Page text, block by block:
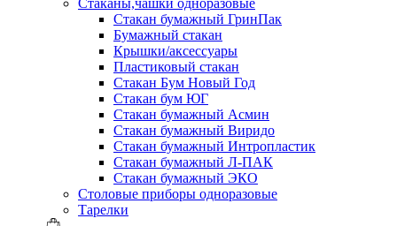
Стаканы,чашки одноразовые
Cтакан бумажный ГринПак
Бумажный стакан
Крышки/аксессуары
Пластиковый стакан
Стакан Бум Новый Год
Стакан бум ЮГ
Стакан бумажный Асмин
Стакан бумажный Виридо
Стакан бумажный Интропластик
Стакан бумажный Л-ПАК
Стакан бумажный ЭКО
Столовые приборы одноразовые
Тарелки